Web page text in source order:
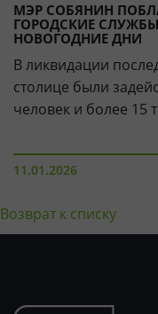
МЭР СОБЯНИН
ГОРОДСКИЕ
НОВОГОДНИЕ ДНИ
В ликвидации
столице были
человек и более 15
11.01.2026
Возврат к списку